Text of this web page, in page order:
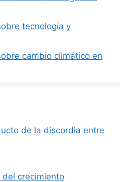
tecnología y
cambio climático en
de la discordia entre
crecimiento